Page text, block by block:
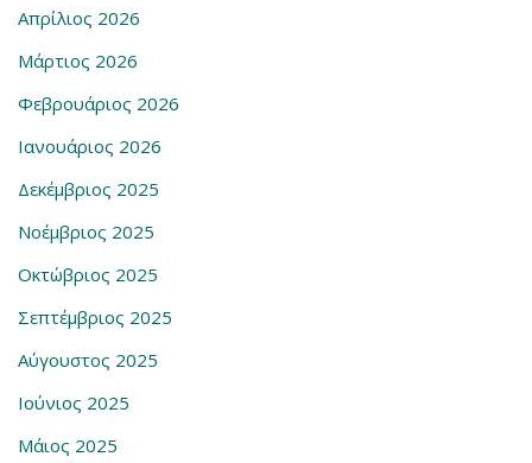
Απρίλιος 2026
Μάρτιος 2026
Φεβρουάριος 2026
Ιανουάριος 2026
Δεκέμβριος 2025
Νοέμβριος 2025
Οκτώβριος 2025
Σεπτέμβριος 2025
Αύγουστος 2025
Ιούνιος 2025
Μάιος 2025